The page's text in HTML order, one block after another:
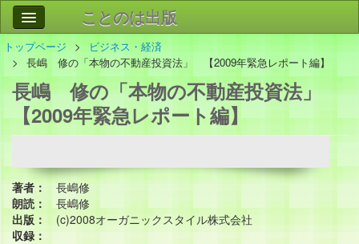
ことのは出版
作品
事業案内
会社情報
お問い合わせ
トップページ
ビジネス・経済
長嶋 修の「本物の不動産投資法」 【2009年緊急レポート編】
長嶋 修の「本物の不動産投資法」
【2009年緊急レポート編】
著者：
長嶋修
朗読：
長嶋修
出版：
(c)2008オーガニックスタイル株式会社
収録：